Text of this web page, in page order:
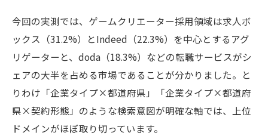
今回の実測では、ゲームクリエーター採用領域は求人ボ
ックス（31.2%）とIndeed（22.3%）を中心とするアグ
リゲーターと、doda（18.3%）などの転職サービスがシ
ェアの大半を占める市場であることが分かりました。と
りわけ「企業タイプ×都道府県」「企業タイプ×都道府
県×契約形態」のような検索意図が明確な軸では、上位
ドメインがほぼ取り切っています。